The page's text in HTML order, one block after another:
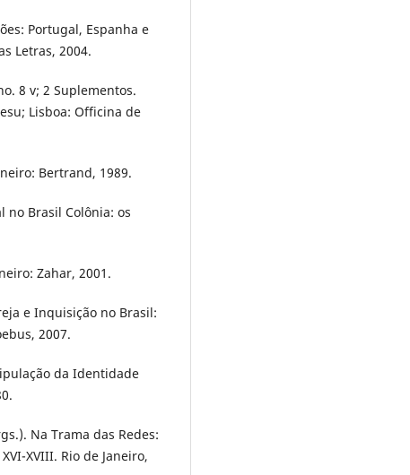
Portugal, Espanha e
Letras, 2004.
8 v; 2 Suplementos.
Lisboa: Officina de
Bertrand, 1989.
no Brasil Colônia: os
Zahar, 2001.
e Inquisição no Brasil:
2007.
da Identidade
Na Trama das Redes:
XVIII. Rio de Janeiro,